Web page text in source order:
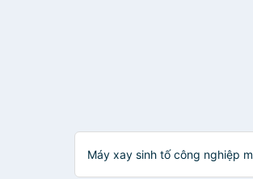
Máy xay sinh tố công nghiệp